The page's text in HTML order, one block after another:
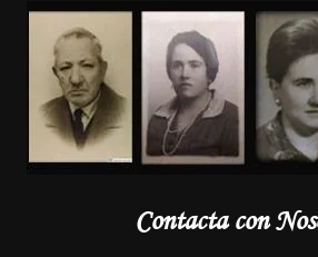
Contacta con